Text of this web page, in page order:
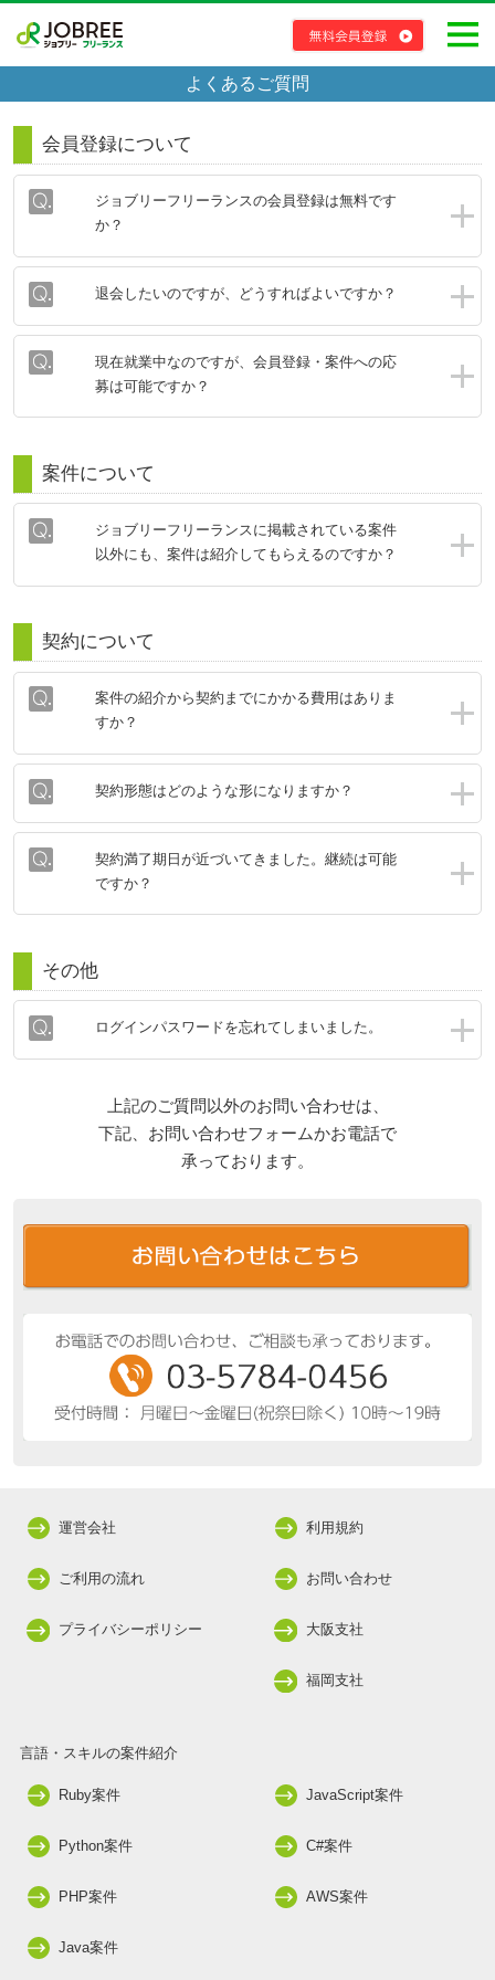
よくあるご質問
会員登録について
ジョブリーフリーランスの会員登録は無料です
か？
退会したいのですが、どうすればよいですか？
現在就業中なのですが、会員登録・案件への応
募は可能ですか？
案件について
ジョブリーフリーランスに掲載されている案件
以外にも、案件は紹介してもらえるのですか？
契約について
案件の紹介から契約までにかかる費用はありま
すか？
契約形態はどのような形になりますか？
契約満了期日が近づいてきました。継続は可能
ですか？
その他
ログインパスワードを忘れてしまいました。
上記のご質問以外のお問い合わせは、
下記、お問い合わせフォームかお電話で
承っております。
運営会社
ご利用の流れ
プライバシーポリシー
利用規約
お問い合わせ
大阪支社
福岡支社
言語・スキルの案件紹介
Ruby案件
Python案件
PHP案件
Java案件
JavaScript案件
C#案件
AWS案件